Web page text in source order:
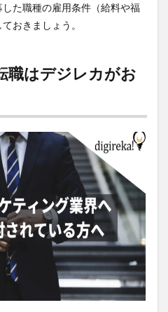
た職種の雇用条件（給料や福
おきましょう。
職はデジレカがお